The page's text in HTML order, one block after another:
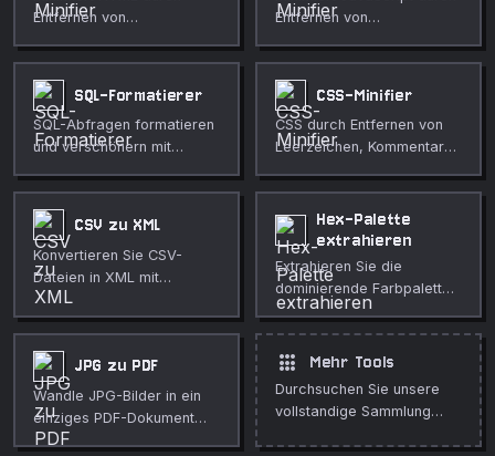
Entfernen von
und redundanten Attributen.
Entfernen von
Leerzeichen.
SQL-Formatierer
SQL-Abfragen formatieren
und verschönern mit
CSS-Minifier
CSS durch Entfernen von
Leerzeichen, Kommentaren
verkleinern.
CSV zu XML
Konvertieren Sie CSV-
Dateien in XML mit
anpassbaren Root- und
Item-Tags.
Hex-Palette
extrahieren
Extrahieren Sie die
dominierende Farbpalette
eines Bildes als Hex-,
RGB- und HSL-Werte.
JPG zu PDF
Wandle JPG-Bilder in ein
einziges PDF-Dokument
um.
apps Mehr Tools
Durchsuchen Sie unsere
vollstandige Sammlung